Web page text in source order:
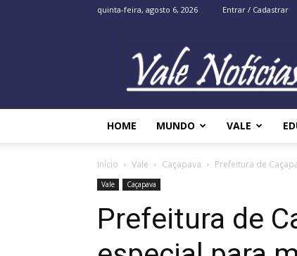
quinta-feira, agosto 6, 2026 Entrar / Cadastrar
Noticias
HOME MUNDO VALE
Início Vale Caçapava Prefeitura de
Vale Caçapava
Prefeitura de